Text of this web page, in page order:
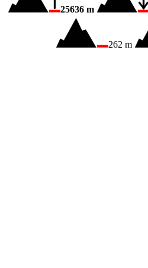
25636 m
262 m